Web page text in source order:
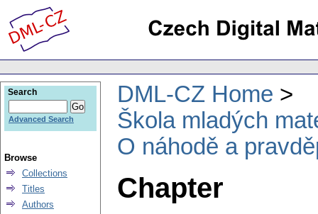
DML-CZ Home
Škola mladých
O náhodě a
Chapter
Search
Advanced Search
Browse
Collections
Titles
Authors